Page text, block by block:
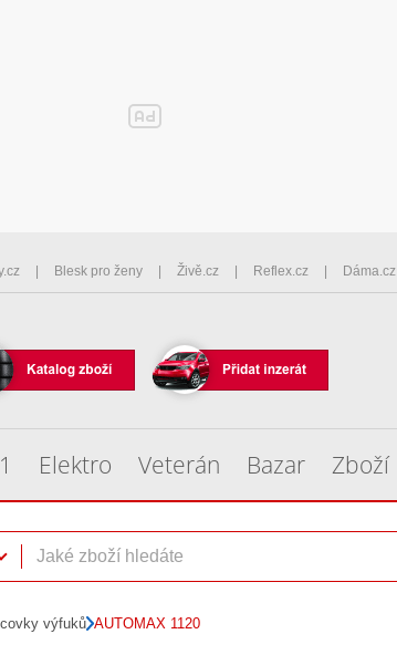
Blesk pro ženy Živě.cz Reflex.cz Dáma.cz
Elektro Veterán Bazar Zboží
výfuků AUTOMAX 1120